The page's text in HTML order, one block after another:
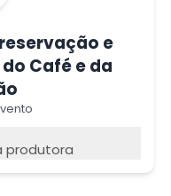
e
Café e da
produtora